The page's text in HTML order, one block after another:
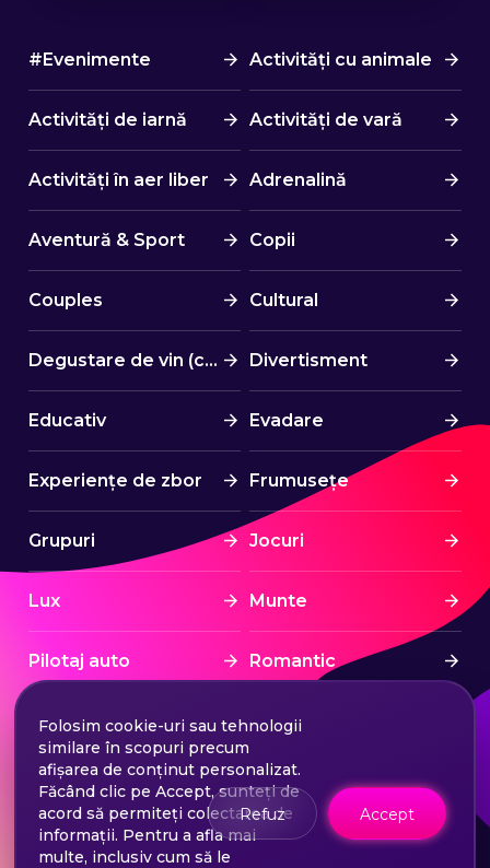
#Evenimente Activități cu animale
Activități de iarnă Activități de vară
Activități în aer liber Adrenalină
Aventură & Sport Copii
Couples Cultural
Degustare de vin (cină) Divertisment
Educativ Evadare
Experiențe de zbor Frumusețe
Grupuri Jocuri
Lux Munte
Pilotaj auto Romantic
Spa & Wellness Sport
Sporturi nautice Stress Free
Tratament Turism
Folosim cookie-uri sau tehnologii
similare în scopuri precum
afișarea de conținut personalizat.
Făcând clic pe Accept, sunteți de
acord să permiteți colectarea de
informații. Pentru a afla mai
multe, inclusiv cum să le
Refuz Accept